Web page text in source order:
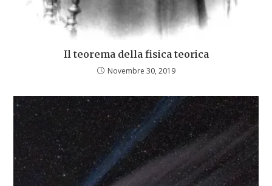
Il teorema della fisica teorica
Novembre 30, 2019